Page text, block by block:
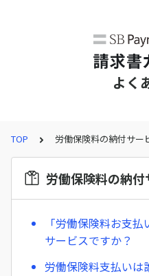
よく
TOP 労働保険料の納付サー
労働保険料の納
「労働保険料お支
サービスですか？
労働保険料支払いは